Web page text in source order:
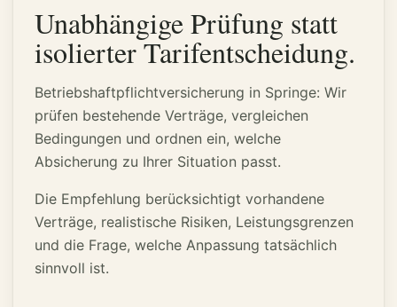
Unabhängige Prüfung statt
isolierter Tarifentscheidung.
Betriebshaftpflichtversicherung in Springe: Wir
prüfen bestehende Verträge, vergleichen
Bedingungen und ordnen ein, welche
Absicherung zu Ihrer Situation passt.
Die Empfehlung berücksichtigt vorhandene
Verträge, realistische Risiken, Leistungsgrenzen
und die Frage, welche Anpassung tatsächlich
sinnvoll ist.